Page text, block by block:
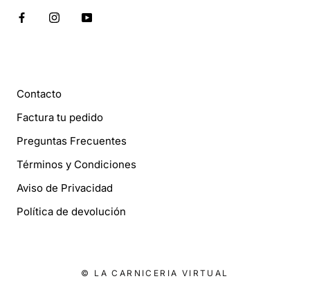
Contacto
Factura tu pedido
Preguntas Frecuentes
Términos y Condiciones
Aviso de Privacidad
Política de devolución
© LA CARNICERIA VIRTUAL